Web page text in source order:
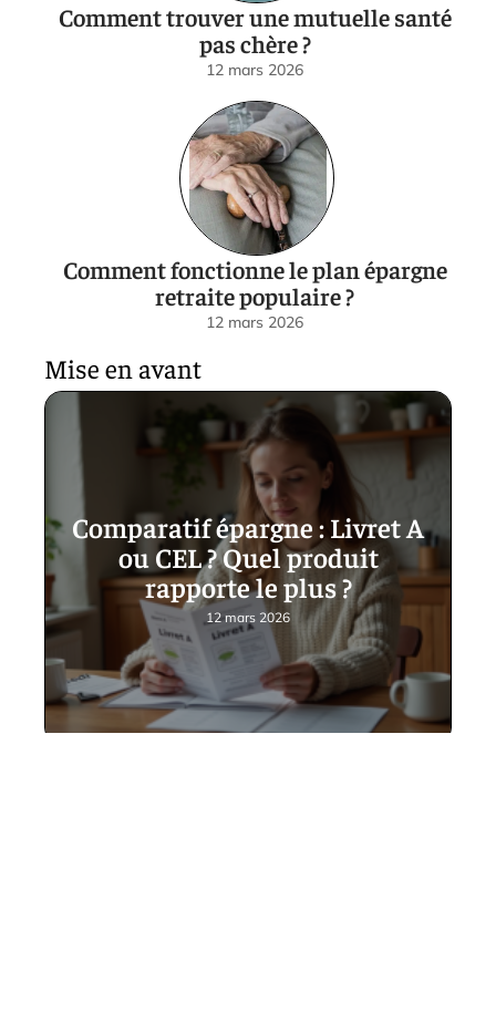
Comment trouver une mutuelle santé
pas chère ?
12 mars 2026
Comment fonctionne le plan épargne
retraite populaire ?
12 mars 2026
Mise en avant
Comparatif épargne : Livret A
ou CEL ? Quel produit
rapporte le plus ?
12 mars 2026